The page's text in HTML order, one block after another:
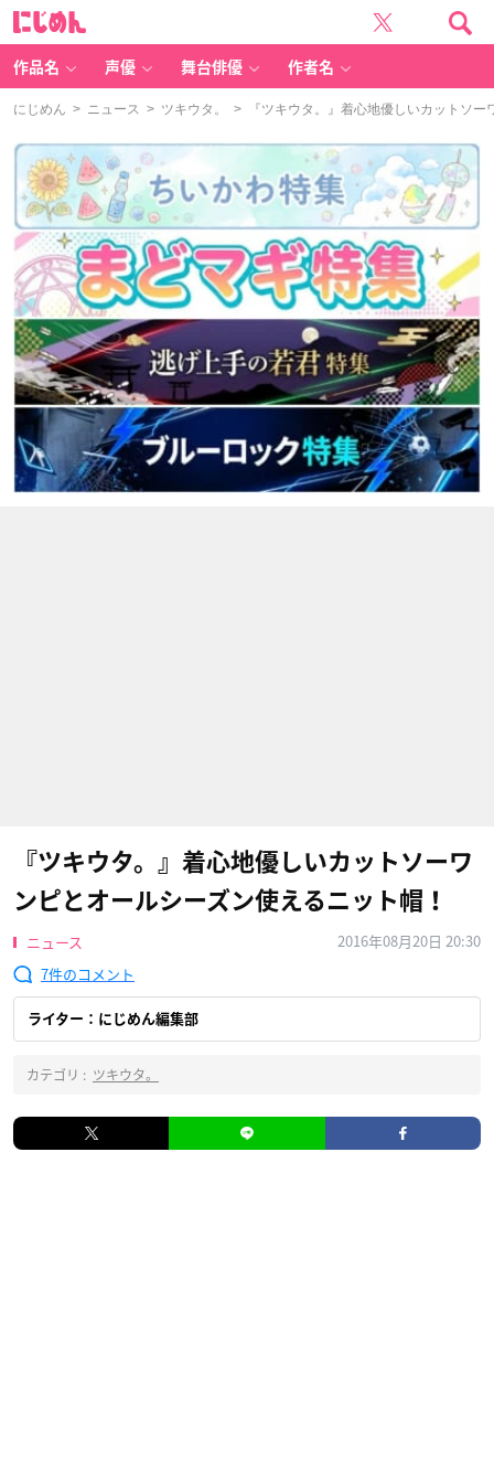
作品名 声優 舞台俳優 作者名
にじめん > ニュース > ツキウタ。 > 『ツキウタ。』着心地優しいカットソー
『ツキウタ。』着心地優しいカットソーワ
ンピとオールシーズン使えるニット帽！
ニュース
2016年08月20日 20:30
7
ライター：にじめん編集部
カテゴリ : ツキウタ。